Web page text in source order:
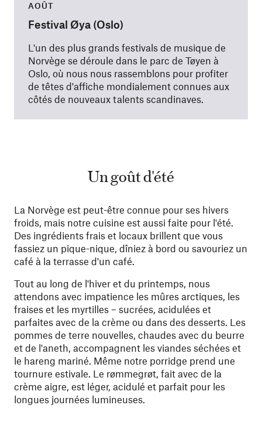
AOÛT
Festival Øya (Oslo)
L'un des plus grands festivals de musique de
Norvège se déroule dans le parc de Tøyen à
Oslo, où nous nous rassemblons pour profiter
de têtes d'affiche mondialement connues aux
côtés de nouveaux talents scandinaves.
Un goût d'été
La Norvège est peut-être connue pour ses hivers
froids, mais notre cuisine est aussi faite pour l'été.
Des ingrédients frais et locaux brillent que vous
fassiez un pique-nique, dîniez à bord ou savouriez un
café à la terrasse d'un café.
Tout au long de l'hiver et du printemps, nous
attendons avec impatience les mûres arctiques, les
fraises et les myrtilles – sucrées, acidulées et
parfaites avec de la crème ou dans des desserts. Les
pommes de terre nouvelles, chaudes avec du beurre
et de l'aneth, accompagnent les viandes séchées et
le hareng mariné. Même notre porridge prend une
tournure estivale. Le rømmegrøt, fait avec de la
crème aigre, est léger, acidulé et parfait pour les
longues journées lumineuses.